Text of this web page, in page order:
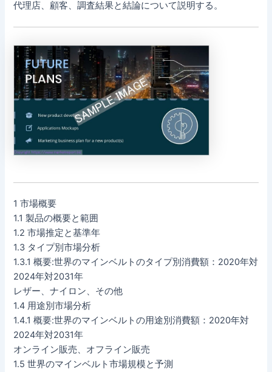
代理店、顧客、調査結果と結論について説明する。
1 市場概要
1.1 製品の概要と範囲
1.2 市場推定と基準年
1.3 タイプ別市場分析
1.3.1 概要:世界のマインベルトのタイプ別消費額：2020年対
2024年対2031年
レザー、ナイロン、その他
1.4 用途別市場分析
1.4.1 概要:世界のマインベルトの用途別消費額：2020年対
2024年対2031年
オンライン販売、オフライン販売
1.5 世界のマインベルト市場規模と予測